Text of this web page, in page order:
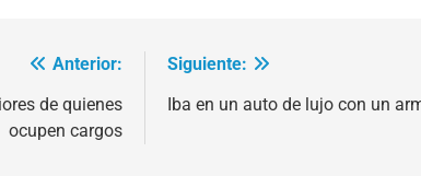
Anterior:
de quienes
ocupen cargos
Siguiente:
Iba en un auto de lujo con un